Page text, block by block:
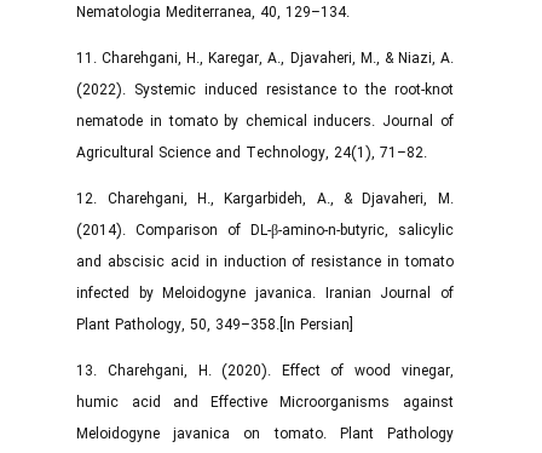
Nematologia Mediterranea, 40, 129–134.
11. Charehgani, H., Karegar, A., Djavaheri, M., & Niazi, A.
(2022). Systemic induced resistance to the root-knot
nematode in tomato by chemical inducers. Journal of
Agricultural Science and Technology, 24(1), 71–82.
12. Charehgani, H., Kargarbideh, A., & Djavaheri, M.
(2014). Comparison of DL‑β‑amino‑n‑butyric, salicylic
and abscisic acid in induction of resistance in tomato
infected by Meloidogyne javanica. Iranian Journal of
Plant Pathology, 50, 349–358.[In Persian]
13. Charehgani, H. (2020). Effect of wood vinegar,
humic acid and Effective Microorganisms against
Meloidogyne javanica on tomato. Plant Pathology